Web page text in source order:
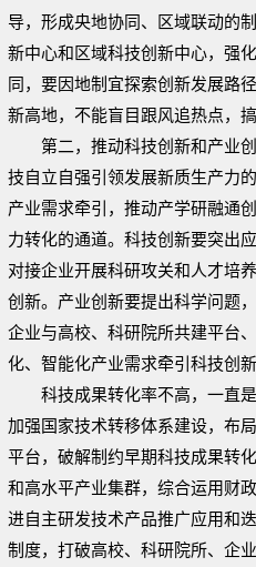
导，形成央地协同、区域联动的
新中心和区域科技创新中心，强
同，要因地制宜探索创新发展路
新高地，不能盲目跟风追热点，
第二，推动科技创新和产业
技自立自强引领发展新质生产力
产业需求牵引，推动产学研融通
力转化的通道。科技创新要突出
对接企业开展科研攻关和人才培
创新。产业创新要提出科学问题
企业与高校、科研院所共建平台
化、智能化产业需求牵引科技创新
科技成果转化率不高，一直
加强国家技术转移体系建设，布
平台，破解制约早期科技成果转
和高水平产业集群，综合运用财
进自主研发技术产品推广应用和
制度，打破高校、科研院所、企